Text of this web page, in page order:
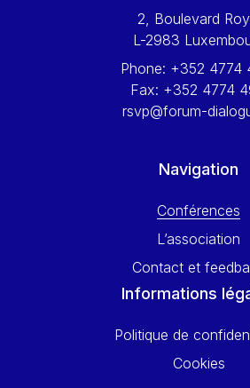
Wolfgang Ketterle
Yossi Beillin
Yves FRANCHET
2, Boulevard
L-2983
Phone: +352 4774
Fax: +352 4774
rsvp@forum-
Navigation
Conférences
L’association
Contact et
Informations
Politique de
Cookies